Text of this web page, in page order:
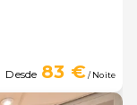
Desde 83 €/ Noite